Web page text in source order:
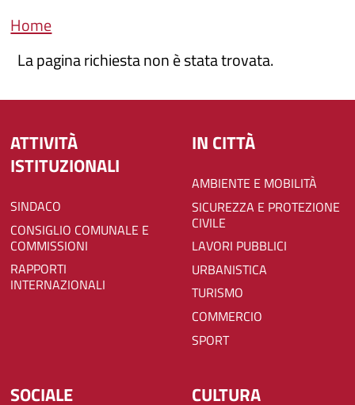
Briciole di pane
Home
La pagina richiesta non è stata trovata.
ATTIVITÀ
ISTITUZIONALI
SINDACO
CONSIGLIO COMUNALE E
COMMISSIONI
RAPPORTI
INTERNAZIONALI
IN CITTÀ
AMBIENTE E MOBILITÀ
SICUREZZA E PROTEZIONE
CIVILE
LAVORI PUBBLICI
URBANISTICA
TURISMO
COMMERCIO
SPORT
SOCIALE CULTURA